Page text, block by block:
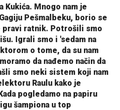
Kukića. Mnogo nam je
Pešmalbeku, borio se
pravi ratnik. Potrošili smo
Igrali smo i 'sedam na
o tome, da su nam
da nađemo način da
smo neki sistem koji nam
Raulu kako je
pogledamo na papiru
šampiona u top